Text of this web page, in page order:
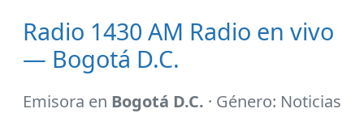
Radio 1430 AM Radio en vivo
— Bogotá D.C.
Emisora en Bogotá D.C. · Género: Noticias